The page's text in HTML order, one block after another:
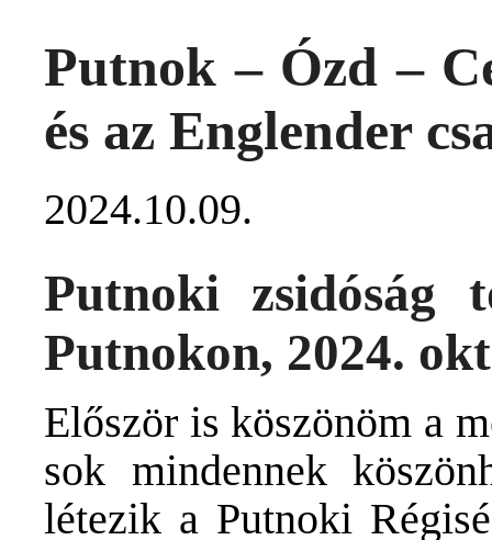
Putnok – Ózd –
és az Englender
2024.10.09.
Putnoki zsidóság
Putnokon, 2024.
Először is köszönöm a
sok mindennek
létezik a Putnoki